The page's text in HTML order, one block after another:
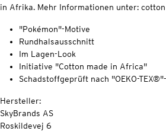
in Afrika. Mehr Informationen unter:
"Pokémon"-Motive
Rundhalsausschnitt
Im Lagen-Look
Initiative "Cotton made in Africa"
Schadstoffgeprüft nach "OEKO-
Hersteller:
SkyBrands AS
Roskildevej 6